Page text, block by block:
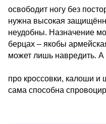
освободит ногу без
нужна высокая
неудобны. Назначение
берцах – якобы
может лишь навредить. А
про кроссовки, калоши и
сама способна